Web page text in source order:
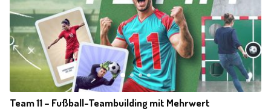
Team 11 – Fußball-Teambuilding mit Mehrwert